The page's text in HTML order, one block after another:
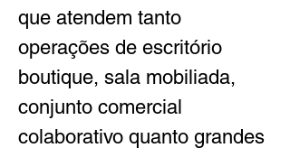
que atendem tanto
operações de escritório
boutique, sala mobiliada,
conjunto comercial
colaborativo quanto grandes